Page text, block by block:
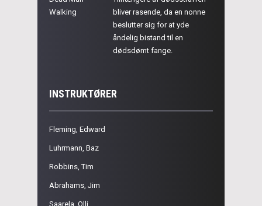
Walking
bliver rasende, da en nonne
beslutter sig for at yde
åndelig bistand til en
dødsdømt fange.
INSTRUKTØRER
Fleming, Edward
Luhrmann, Baz
Robbins, Tim
Abrahams, Jim
Saarela, Olli